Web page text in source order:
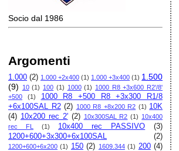
Socio dal 1986
Argomenti
1.000 (2) 1.000 +2x400 (1) 1.000 +3x400 (1) 1.500
(9)
10 (1) 100 (1) 1000 (1) 1000 R8 +3x600 R2'/8'
+500
(1)
1000 R8 +500 R8 +3x300 R1/8
+6x100SAL R2 (2) 1000 R8 +8x200 R2 (1) 10K
(4) 10x200 rec 2' (2) 10x300SAL R2 (1) 10x400
rec FL
(1) 10x400 rec PASSIVO
(3)
1200+600+3x300+6x100SAL
(2)
1200+600+6x200 (1) 150 (2) 1609.344 (1) 200 (4)